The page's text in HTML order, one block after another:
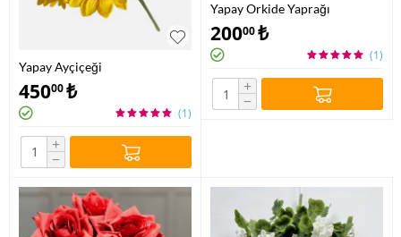
Yapay Ayçiçeği
45000₺
(1)
+
−
Yapay Orkide Yaprağı
20000₺
(1)
+
−